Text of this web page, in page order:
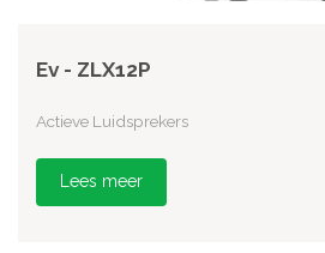
Ev - ZLX12P
Actieve Luidsprekers
Lees meer